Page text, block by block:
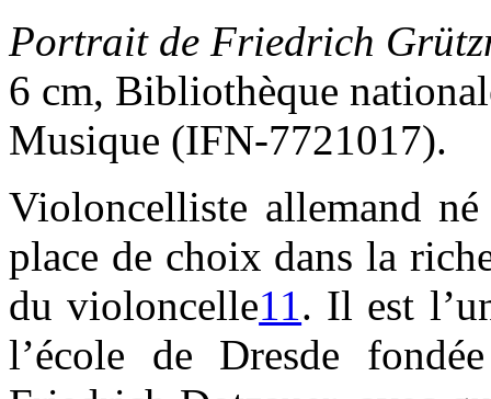
Portrait de Friedrich
6 cm, Bibliothèque
Musique (IFN-7721017).
Violoncelliste allemand
place de choix dans la
du violoncelle11. Il est
l’école de Dresde